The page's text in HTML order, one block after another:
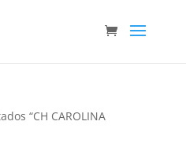
“CH CAROLINA